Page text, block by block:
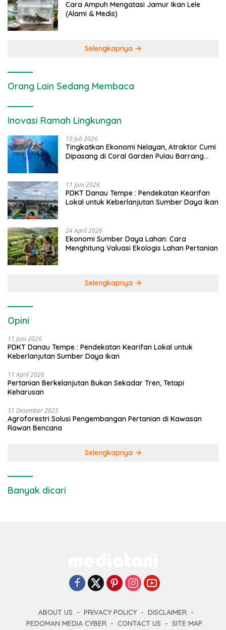
Cara Ampuh Mengatasi Jamur Ikan Lele
(Alami & Medis)
Selengkapnya
Orang Lain Sedang Membaca
Inovasi Ramah Lingkungan
10 Juli 2026
Tingkatkan Ekonomi Nelayan, Atraktor Cumi
Dipasang di Coral Garden Pulau Barrang
11 Juni 2026
PDKT Danau Tempe : Pendekatan Kearifan
Lokal untuk Keberlanjutan Sumber Daya Ikan
24 April 2026
Ekonomi Sumber Daya Lahan: Cara
Menghitung Valuasi Ekologis Lahan Pertanian
Selengkapnya
Opini
11 Juni 2026
PDKT Danau Tempe : Pendekatan Kearifan Lokal untuk
Keberlanjutan Sumber Daya Ikan
11 April 2026
Pertanian Berkelanjutan Bukan Sekadar Tren, Tetapi
Keharusan
31 Desember 2025
Agroforestri Solusi Pengembangan Pertanian di Kawasan
Rawan Bencana
Selengkapnya
Banyak dicari
ABOUT US PRIVACY POLICY
DISCLAIMER
PEDOMAN MEDIA CYBER
CONTACT US SITE MAP